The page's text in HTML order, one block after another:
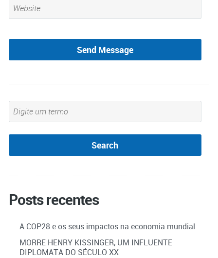
Posts recentes
A COP28 e os seus impactos na economia mundial
MORRE HENRY KISSINGER, UM INFLUENTE
DIPLOMATA DO SÉCULO XX